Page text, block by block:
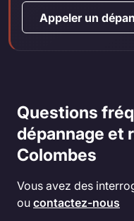
Appeler un
Questions
dépannage et
Colombes
Vous avez des
ou contactez-nous